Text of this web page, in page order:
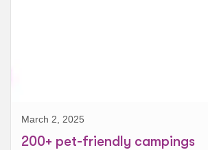
March 2, 2025
200+ pet-friendly campings